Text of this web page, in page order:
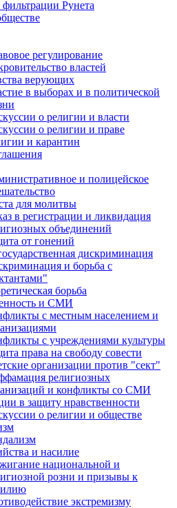
Рунета
регулирование
властей
верующих
в выборах и в политической
о религии и власти
о религии и праве
и карантин
и полицейское
для молитвы
в регистрации и ликвидация
объединений
от гонений
дискриминация
и борьба с
борьба
и СМИ
с местным населением и
с учреждениями культуры
права на свободу совести
организации против "сект"
религиозных
и конфликты со СМИ
в защиту нравственности
о религии и обществе
и насилие
национальной и
розни и призывы к
экстремизму